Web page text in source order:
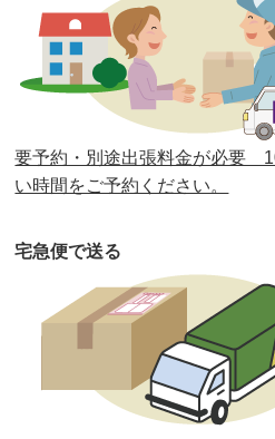
第38回人形供養祭 令和2
第37回人形供養祭 令和2
第36回人形供養祭 令和2
第35回人形供養祭令和2年
第33回人形供養祭
第32回人形供養祭 令和元
第31回人形供養祭 平成31
第30回人形供養祭平成30
要予約・別途出張料金が必要
い時間をご予約ください。
宅急便で送る